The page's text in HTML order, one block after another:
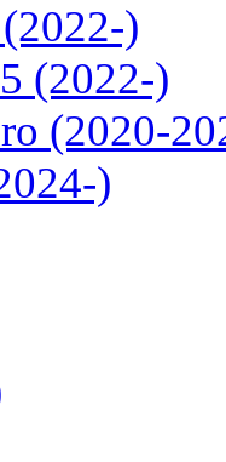
)
(2022-)
(2020-
)